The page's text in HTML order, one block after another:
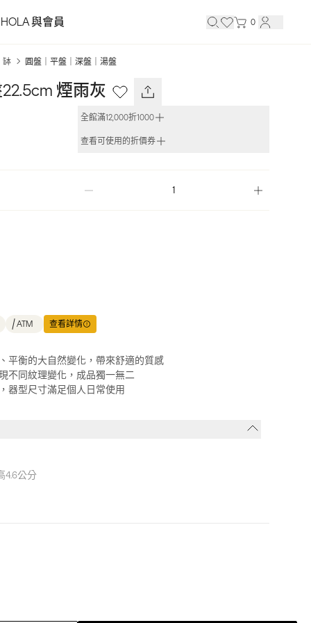
HOLA 與會員 0
缽 圓盤｜平盤｜深盤｜湯盤
煙雨灰
全館滿12,000折1000
查看可使用的折價券
ATM 查看詳情
平衡的大自然變化，帶來舒適的質感
不同紋理變化，成品獨一無二
器型尺寸滿足個人日常使用
4.6公分